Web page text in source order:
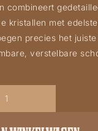
combineert
kristallen met
precies het
verstelbare